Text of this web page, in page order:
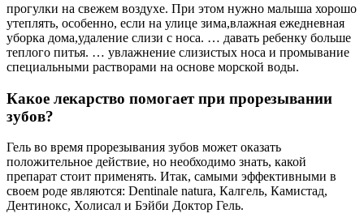
прогулки на свежем воздухе. При этом нужно малыша хорошо
утеплять, особенно, если на улице зима,влажная ежедневная
уборка дома,удаление слизи с носа. … давать ребенку больше
теплого питья. … увлажнение слизистых носа и промывание
специальными растворами на основе морской воды.
Какое лекарство помогает при прорезывании
зубов?
Гель во время прорезывания зубов может оказать
положительное действие, но необходимо знать, какой
препарат стоит применять. Итак, самыми эффективными в
своем роде являются: Dentinale natura, Калгель, Камистад,
Дентинокс, Холисал и Бэйби Доктор Гель.